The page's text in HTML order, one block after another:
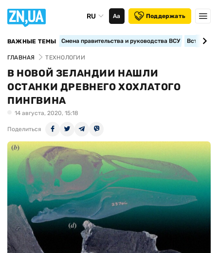
RU Аа Поддержать
ВАЖНЫЕ ТЕМЫ Смена правительства и руководства ВСУ
ГЛАВНАЯ ТЕХНОЛОГИИ
В НОВОЙ ЗЕЛАНДИИ НАШЛИ
ОСТАНКИ ДРЕВНЕГО ХОХЛАТОГО
ПИНГВИНА
14 августа, 2020, 15:18
Поделиться